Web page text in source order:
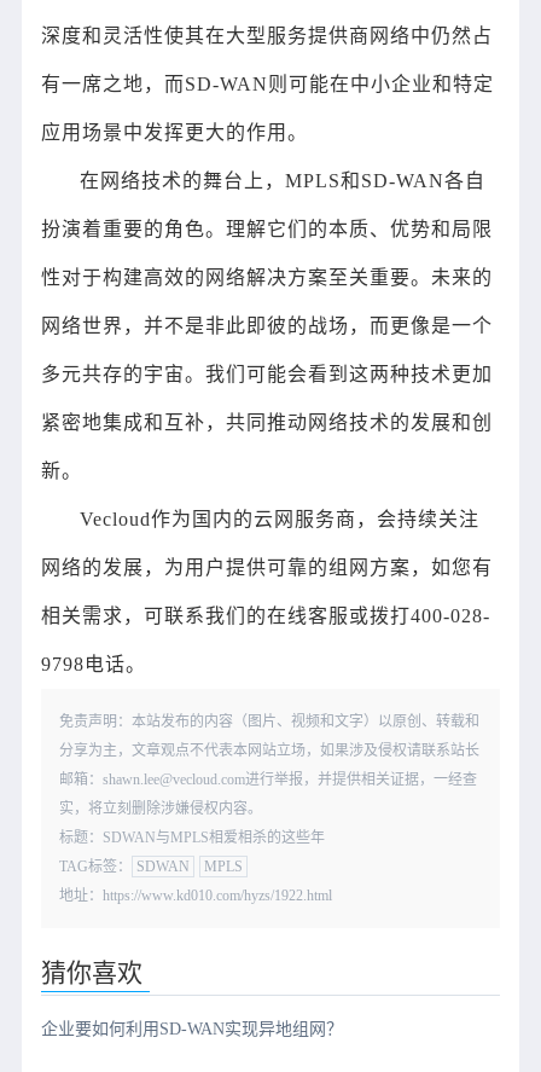
深度和灵活性使其在大型服务提供商网络中仍然占
有一席之地，而SD-WAN则可能在中小企业和特定
应用场景中发挥更大的作用。
在网络技术的舞台上，MPLS和SD-WAN各自
扮演着重要的角色。理解它们的本质、优势和局限
性对于构建高效的网络解决方案至关重要。未来的
网络世界，并不是非此即彼的战场，而更像是一个
多元共存的宇宙。我们可能会看到这两种技术更加
紧密地集成和互补，共同推动网络技术的发展和创
新。
Vecloud作为国内的云网服务商，会持续关注
网络的发展，为用户提供可靠的组网方案，如您有
相关需求，可联系我们的在线客服或拨打400-028-
9798电话。
免责声明：本站发布的内容（图片、视频和文字）以原创、转载和
分享为主，文章观点不代表本网站立场，如果涉及侵权请联系站长
邮箱：shawn.lee@vecloud.com进行举报，并提供相关证据，一经查
实，将立刻删除涉嫌侵权内容。
标题：SDWAN与MPLS相爱相杀的这些年
TAG标签：
SDWAN
MPLS
地址：https://www.kd010.com/hyzs/1922.html
猜你喜欢
企业要如何利用SD-WAN实现异地组网？